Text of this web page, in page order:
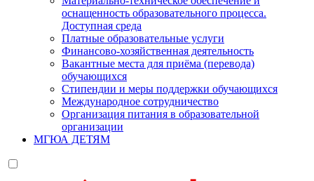
оснащенность образовательного процесса.
Доступная среда
Платные образовательные услуги
Финансово-хозяйственная деятельность
Вакантные места для приёма (перевода)
обучающихся
Стипендии и меры поддержки обучающихся
Международное сотрудничество
Организация питания в образовательной
организации
МГЮА ДЕТЯМ